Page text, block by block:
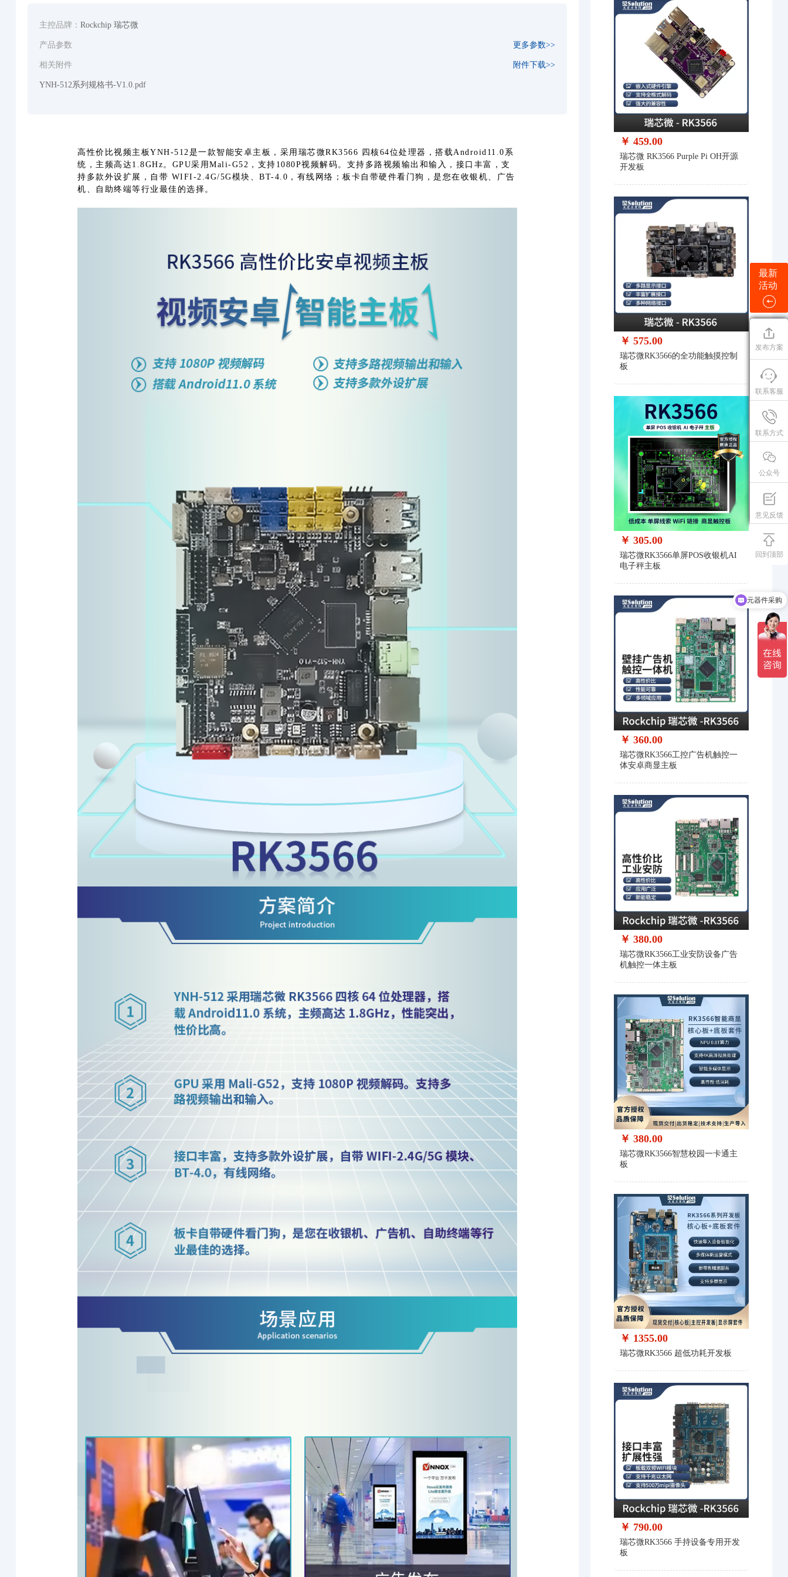
主控品牌： Rockchip 瑞芯微
产品参数 更多参数>>
相关附件 附件下载>>
YNH-512系列规格书-V1.0.pdf
高性价比视频主板YNH-512是一款智能安卓主板，采用瑞芯微RK3566 四核64位处理器，搭载Android11.0系
统，主频高达1.8GHz。GPU采用Mali-G52，支持1080P视频解码。支持多路视频输出和输入，接口丰富，支
持多款外设扩展，自带 WIFI-2.4G/5G模块、BT-4.0，有线网络；板卡自带硬件看门狗，是您在收银机、广告
机、自助终端等行业最佳的选择。
￥ 459.00
瑞芯微 RK3566 Purple Pi OH开源
开发板
￥ 575.00
瑞芯微RK3566的全功能触摸控制
板
￥ 305.00
瑞芯微RK3566单屏POS收银机AI
电子秤主板
￥ 360.00
瑞芯微RK3566工控广告机触控一
体安卓商显主板
￥ 380.00
瑞芯微RK3566工业安防设备广告
机触控一体主板
￥ 380.00
瑞芯微RK3566智慧校园一卡通主
板
￥ 1355.00
瑞芯微RK3566 超低功耗开发板
￥ 790.00
瑞芯微RK3566 手持设备专用开发
板
最新
活动
发布方案
联系客服
联系方式
公众号
意见反馈
回到顶部
方案开发